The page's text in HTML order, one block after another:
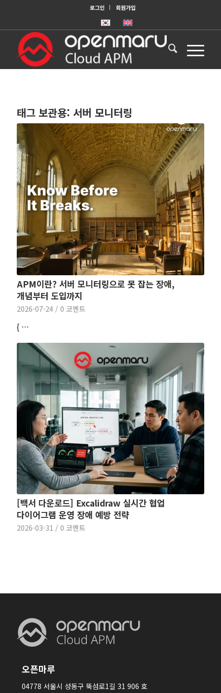
로그인 회원가입
태그 보관용: 서버 모니터링
APM이란? 서버 모니터링으로 못 잡는 장애,
개념부터 도입까지
2026-07-24 / 0 코멘트
{ …
[백서 다운로드] Excalidraw 실시간 협업
다이어그램 운영 장애 예방 전략
2026-03-31 / 0 코멘트
오픈마루
04778 서울시 성동구 뚝섬로1길 31 906 호